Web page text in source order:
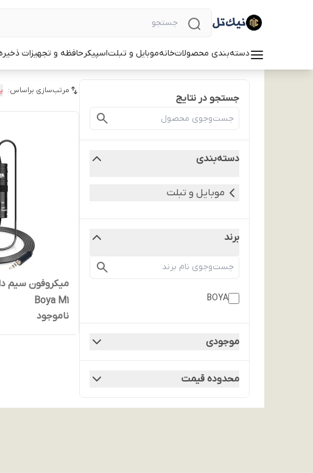
دسته‌بندی محصولاتخانهموبایل و تبلتاسپیکرحافظه و تجهیزات
جستجو در نتایج
دسته‌بندی
موبایل و تبلت
برند
BOYA
موجودی
محدوده قیمت
مرتب‌سازی براساس:
میکروفون سیم
Boya M1
ناموجود